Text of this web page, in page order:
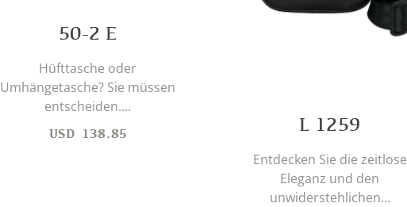
50-2 E
Hüfttasche oder
Umhängetasche? Sie müssen
entscheiden....
USD 138.85 L 1259
Entdecken Sie die zeitlose
Eleganz und den
unwiderstehlichen...